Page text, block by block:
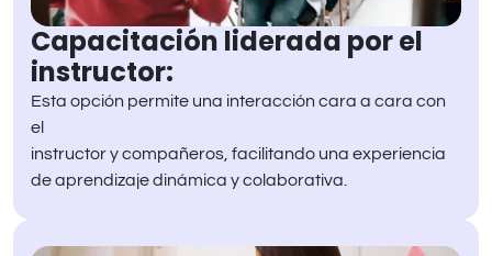
Capacitación liderada por el
instructor:
Esta opción permite una interacción cara a cara con
el
instructor y compañeros, facilitando una experiencia
de aprendizaje dinámica y colaborativa.